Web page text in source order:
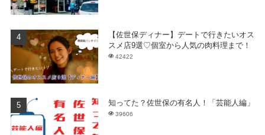
【佐世保ディナー】デートで行きたいオス
スメ店9選♡個室から人気の肉料理まで！
42422
知ってた？佐世保の有名人！「芸能人編」
39606